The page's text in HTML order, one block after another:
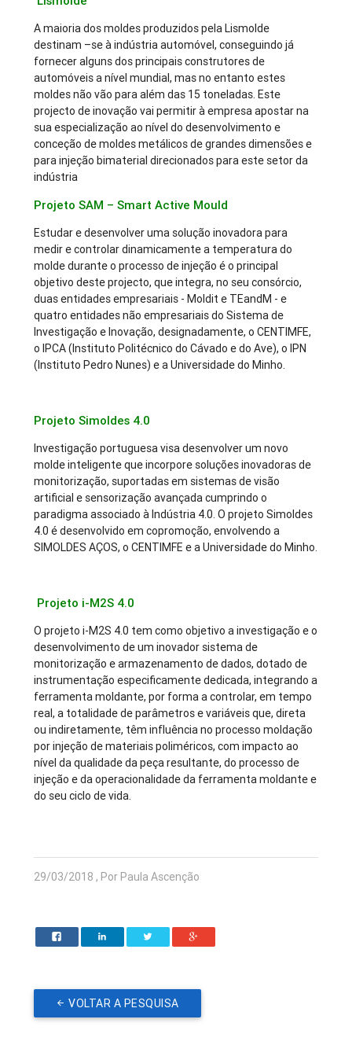
A maioria dos moldes produzidos pela Lismolde
destinam –se à indústria automóvel, conseguindo já
fornecer alguns dos principais construtores de
automóveis a nível mundial, mas no entanto estes
moldes não vão para além das 15 toneladas. Este
projecto de inovação vai permitir à empresa apostar na
sua especialização ao nível do desenvolvimento e
conceção de moldes metálicos de grandes dimensões e
para injeção bimaterial direcionados para este setor da
indústria
Projeto SAM – Smart Active Mould
Estudar e desenvolver uma solução inovadora para
medir e controlar dinamicamente a temperatura do
molde durante o processo de injeção é o principal
objetivo deste projecto, que integra, no seu consórcio,
duas entidades empresariais - Moldit e TEandM - e
quatro entidades não empresariais do Sistema de
Investigação e Inovação, designadamente, o CENTIMFE,
o IPCA (Instituto Politécnico do Cávado e do Ave), o IPN
(Instituto Pedro Nunes) e a Universidade do Minho.
Projeto Simoldes 4.0
Investigação portuguesa visa desenvolver um novo
molde inteligente que incorpore soluções inovadoras de
monitorização, suportadas em sistemas de visão
artificial e sensorização avançada cumprindo o
paradigma associado à Indústria 4.0. O projeto Simoldes
4.0 é desenvolvido em copromoção, envolvendo a
SIMOLDES AÇOS, o CENTIMFE e a Universidade do Minho.
Projeto i-M2S 4.0
O projeto i-M2S 4.0 tem como objetivo a investigação e o
desenvolvimento de um inovador sistema de
monitorização e armazenamento de dados, dotado de
instrumentação especificamente dedicada, integrando a
ferramenta moldante, por forma a controlar, em tempo
real, a totalidade de parâmetros e variáveis que, direta
ou indiretamente, têm influência no processo moldação
por injeção de materiais poliméricos, com impacto ao
nível da qualidade da peça resultante, do processo de
injeção e da operacionalidade da ferramenta moldante e
do seu ciclo de vida.
29/03/2018 , Por Paula Ascenção
VOLTAR A PESQUISA